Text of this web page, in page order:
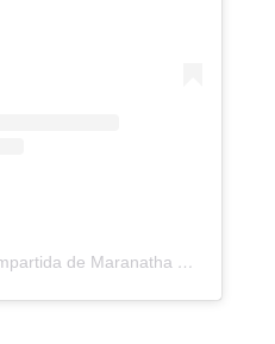
Una publicación compartida de Maranatha Barranquilla Sin Fronteras (@maranathabaq)